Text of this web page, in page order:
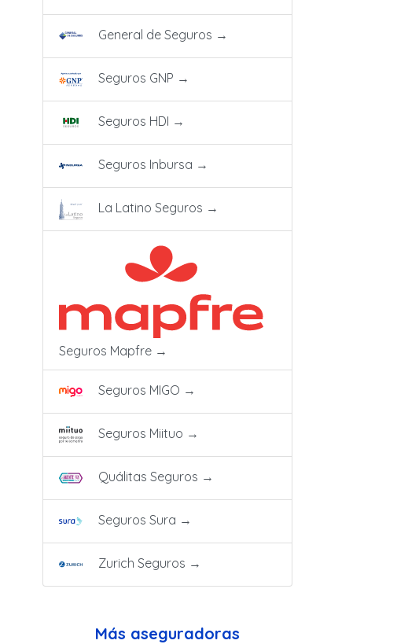
General de Seguros →
Seguros GNP →
Seguros HDI →
Seguros Inbursa →
La Latino Seguros →
Seguros Mapfre →
Seguros MIGO →
Seguros Miituo →
Quálitas Seguros →
Seguros Sura →
Zurich Seguros →
Más aseguradoras